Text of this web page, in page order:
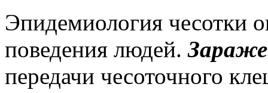
Эпидемиология чесотки
поведения людей.
передачи чесоточного